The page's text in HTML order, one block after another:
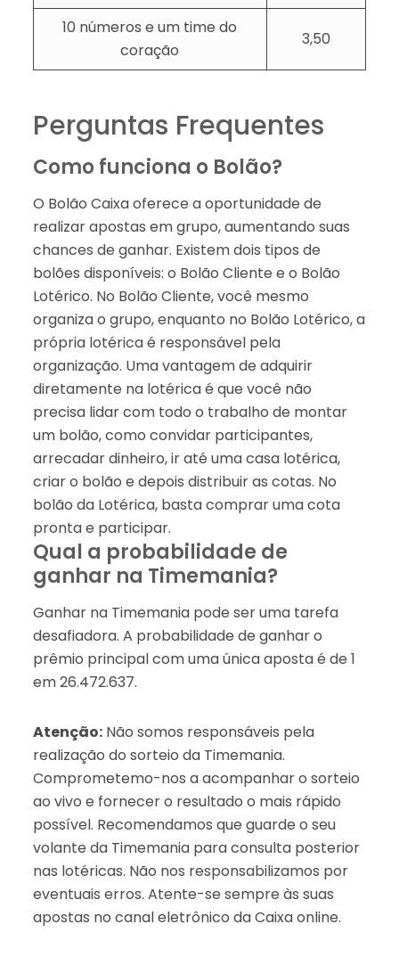
10 números e um time do
coração
3,50
Perguntas Frequentes
Como funciona o Bolão?
O Bolão Caixa oferece a oportunidade de
realizar apostas em grupo, aumentando suas
chances de ganhar. Existem dois tipos de
bolões disponíveis: o Bolão Cliente e o Bolão
Lotérico. No Bolão Cliente, você mesmo
organiza o grupo, enquanto no Bolão Lotérico, a
própria lotérica é responsável pela
organização. Uma vantagem de adquirir
diretamente na lotérica é que você não
precisa lidar com todo o trabalho de montar
um bolão, como convidar participantes,
arrecadar dinheiro, ir até uma casa lotérica,
criar o bolão e depois distribuir as cotas. No
bolão da Lotérica, basta comprar uma cota
pronta e participar.
Qual a probabilidade de
ganhar na Timemania?
Ganhar na Timemania pode ser uma tarefa
desafiadora. A probabilidade de ganhar o
prêmio principal com uma única aposta é de 1
em 26.472.637.
Atenção:Não somos responsáveis pela
realização do sorteio da Timemania.
Comprometemo-nos a acompanhar o sorteio
ao vivo e fornecer o resultado o mais rápido
possível. Recomendamos que guarde o seu
volante da Timemania para consulta posterior
nas lotéricas. Não nos responsabilizamos por
eventuais erros. Atente-se sempre às suas
apostas no canal eletrônico da Caixa online.